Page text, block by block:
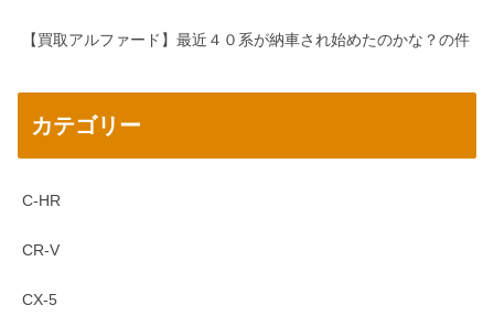
【買取アルファード】最近４０系が納車され始めたのかな？の件
カテゴリー
C-HR
CR-V
CX-5